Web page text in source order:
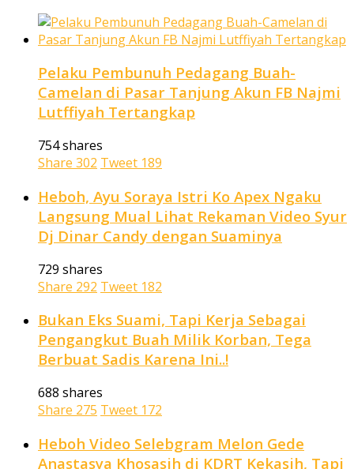
Pelaku Pembunuh Pedagang Buah-
Camelan di Pasar Tanjung Akun FB Najmi
Lutffiyah Tertangkap
754 shares
Share 302 Tweet 189
Heboh, Ayu Soraya Istri Ko Apex Ngaku
Langsung Mual Lihat Rekaman Video Syur
Dj Dinar Candy dengan Suaminya
729 shares
Share 292 Tweet 182
Bukan Eks Suami, Tapi Kerja Sebagai
Pengangkut Buah Milik Korban, Tega
Berbuat Sadis Karena Ini..!
688 shares
Share 275 Tweet 172
Heboh Video Selebgram Melon Gede
Anastasya Khosasih di KDRT Kekasih, Tapi